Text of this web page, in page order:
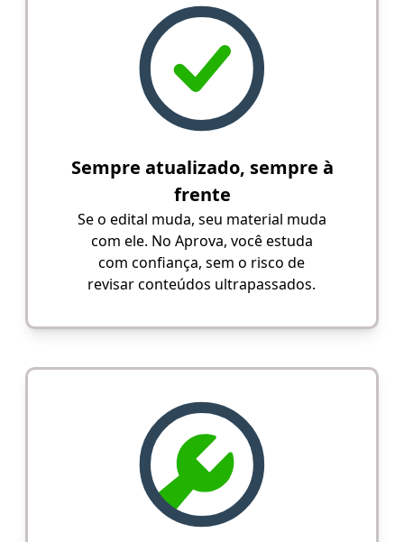
Sempre atualizado, sempre à
frente
Se o edital muda, seu material muda
com ele. No Aprova, você estuda
com confiança, sem o risco de
revisar conteúdos ultrapassados.